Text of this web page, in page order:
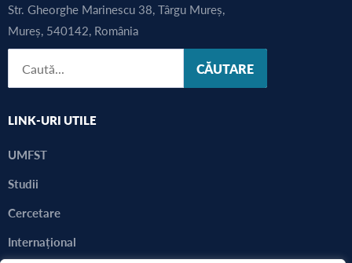
Str. Gheorghe Marinescu 38, Târgu Mureș,
Mureș, 540142, România
CĂUTARE
LINK-URI UTILE
UMFST
Studii
Cercetare
Internațional